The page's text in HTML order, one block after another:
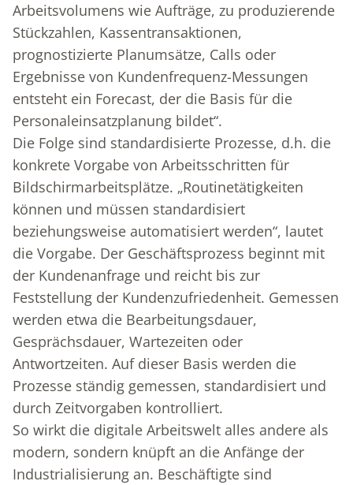
Arbeitsvolumens wie Aufträge, zu produzierende
Stückzahlen, Kassentransaktionen,
prognostizierte Planumsätze, Calls oder
Ergebnisse von Kundenfrequenz-Messungen
entsteht ein Forecast, der die Basis für die
Personaleinsatzplanung bildet“.
Die Folge sind standardisierte Prozesse, d.h. die
konkrete Vorgabe von Arbeitsschritten für
Bildschirmarbeitsplätze. „Routinetätigkeiten
können und müssen standardisiert
beziehungsweise automatisiert werden“, lautet
die Vorgabe. Der Geschäftsprozess beginnt mit
der Kundenanfrage und reicht bis zur
Feststellung der Kundenzufriedenheit. Gemessen
werden etwa die Bearbeitungsdauer,
Gesprächsdauer, Wartezeiten oder
Antwortzeiten. Auf dieser Basis werden die
Prozesse ständig gemessen, standardisiert und
durch Zeitvorgaben kontrolliert.
So wirkt die digitale Arbeitswelt alles andere als
modern, sondern knüpft an die Anfänge der
Industrialisierung an. Beschäftigte sind